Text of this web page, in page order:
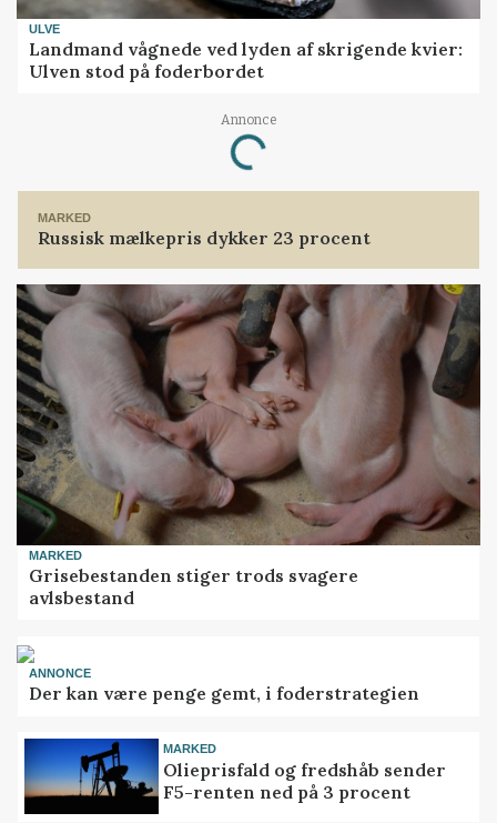
ULVE
Landmand vågnede ved lyden af skrigende kvier:
Ulven stod på foderbordet
Annonce
Loading...
MARKED
Russisk mælkepris dykker 23 procent
MARKED
Grisebestanden stiger trods svagere
avlsbestand
ANNONCE
Der kan være penge gemt, i foderstrategien
MARKED
Olieprisfald og fredshåb sender
F5-renten ned på 3 procent